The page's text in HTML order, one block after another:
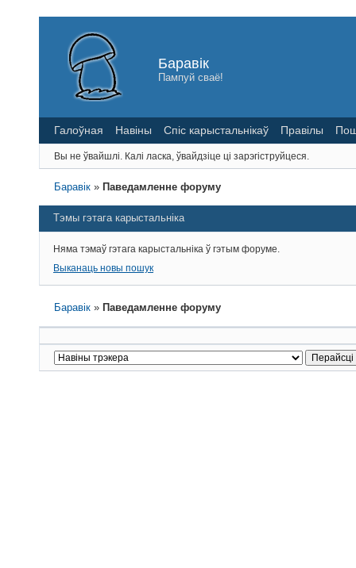
Баравік
Пампуй сваё!
Галоўная Навіны Спіс карыстальнікаў Правілы
Вы не ўвайшлі. Калі ласка, ўвайдзіце ці зарэгіструйцеся.
Баравік » Паведамленне форуму
Тэмы гэтага карыстальніка
Няма тэмаў гэтага карыстальніка ў гэтым форуме.
Выканаць новы пошук
Баравік » Паведамленне форуму